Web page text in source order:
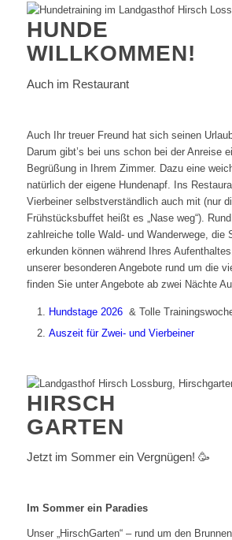
HUNDE
WILLKOMMEN!
Auch im Restaurant
Auch Ihr treuer Freund hat sich seinen
Darum gibt’s bei uns schon bei der Anreise
Begrüßung in Ihrem Zimmer. Dazu eine
natürlich der eigene Hundenapf. Ins
Vierbeiner selbstverständlich auch mit (nur
Frühstücksbuffet heißt es „Nase weg“).
zahlreiche tolle Wald- und Wanderwege, die
erkunden können während Ihres
unserer besonderen Angebote rund um die
finden Sie unter Angebote ab zwei Nächte
Hundstage 2026 & Tolle
Auszeit für Zwei- und Vierbeiner
HIRSCH
GARTEN
Jetzt im Sommer ein Vergnügen! 🥳
Im Sommer ein Paradies
Unser „HirschGarten“ – rund um den